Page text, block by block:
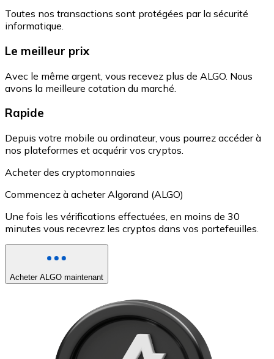
Toutes nos transactions sont protégées par la sécurité
informatique.
Le meilleur prix
Avec le même argent, vous recevez plus de ALGO. Nous
avons la meilleure cotation du marché.
Rapide
Depuis votre mobile ou ordinateur, vous pourrez accéder à
nos plateformes et acquérir vos cryptos.
Acheter des cryptomonnaies
Commencez à acheter Algorand (ALGO)
Une fois les vérifications effectuées, en moins de 30
minutes vous recevrez les cryptos dans vos portefeuilles.
Acheter ALGO maintenant